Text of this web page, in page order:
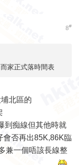
8#
家正式落時間表
北區的
到痴線但其他時就
會否再出85K,86K臨
兼一個唔該長線整